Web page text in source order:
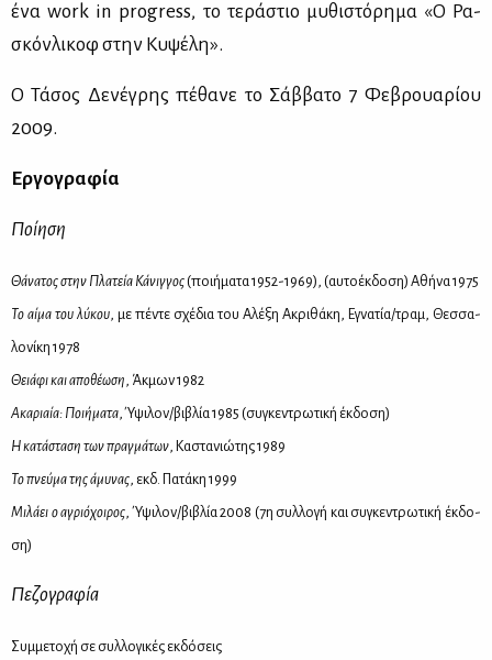
ένα work in progress, το τε­ρά­στιο μυ­θι­στό­ρη­μα «Ο Ρα­
σκόν­λι­κοφ στην Κυ­ψέ­λη».
Ο Τά­σος Δε­νέ­γρης πέ­θα­νε το Σάβ­βα­το 7 Φε­βρουα­ρί­ου
2009.
Ερ­γο­γρα­φία
Ποί­η­ση
Θά­να­τος στην Πλα­τεία Κά­νιγ­γος(ποι­ή­μα­τα 1952-1969), (αυ­το­έκ­δο­ση) Αθή­να 1975
Το αί­μα του λύ­κου, με πέ­ντε σχέ­δια του Αλέ­ξη Ακρι­θά­κη, Εγνα­τία/τραμ, Θεσ­σα­
λο­νί­κη 1978
Θειά­φι και απο­θέ­ω­ση, Άκ­μων 1982
Ακα­ριαία: Ποι­ή­μα­τα, Ύψι­λον/βι­βλία 1985 (συ­γκε­ντρω­τι­κή έκ­δο­ση)
Η κα­τά­στα­ση των πραγ­μά­των, Κα­στα­νιώ­της 1989
Το πνεύ­μα της άμυ­νας, εκδ. Πα­τά­κη 1999
Μι­λά­ει ο αγριό­χοι­ρος, Ύψι­λον/βι­βλία 2008 (7η συλ­λο­γή και συ­γκε­ντρω­τι­κή έκ­δο­
ση)
Πε­ζο­γρα­φία
Συμ­με­το­χή σε συλ­λο­γι­κές εκ­δό­σεις